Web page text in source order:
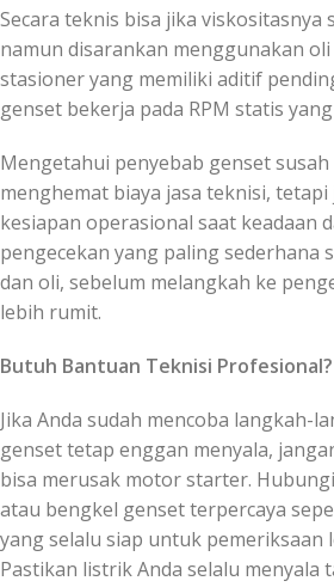
Secara teknis bisa jika viskositasnya
namun disarankan menggunakan
stasioner yang memiliki aditif
genset bekerja pada RPM statis
Mengetahui penyebab genset
menghemat biaya jasa teknisi,
kesiapan operasional saat keadaan
pengecekan yang paling sederhana
dan oli, sebelum melangkah ke
lebih rumit.
Butuh Bantuan Teknisi Profesional?
Jika Anda sudah mencoba langkah-
genset tetap enggan menyala,
bisa merusak motor starter.
atau bengkel genset terpercaya
yang selalu siap untuk pemeriksaan
Pastikan listrik Anda selalu menyala